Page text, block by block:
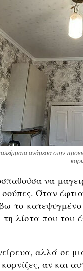
ανάμεσα στην
να
Όταν
το
λίστα που του
αλλά σε
κορνίζες, αν και